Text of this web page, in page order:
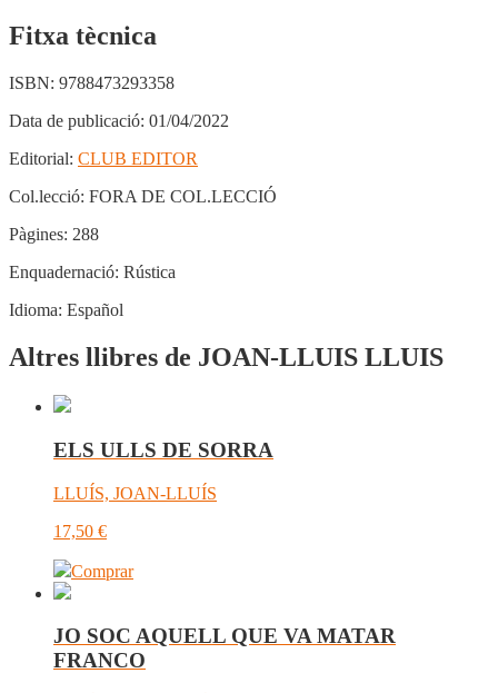
Fitxa tècnica
ISBN: 9788473293358
Data de publicació: 01/04/2022
Editorial: CLUB EDITOR
Col.lecció: FORA DE COL.LECCIÓ
Pàgines: 288
Enquadernació: Rústica
Idioma: Español
Altres llibres de JOAN-LLUIS LLUIS
ELS ULLS DE SORRA
LLUÍS, JOAN-LLUÍS
17,50 €
Comprar
JO SOC AQUELL QUE VA MATAR
FRANCO